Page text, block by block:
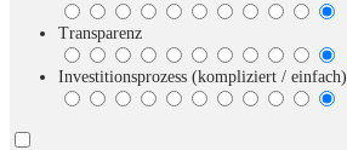
Transparenz
Investitionsprozess (kompliziert / einfach)